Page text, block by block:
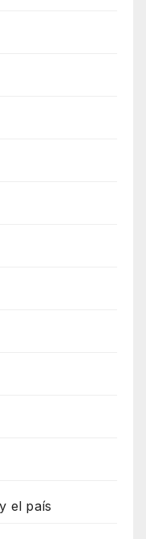
el país